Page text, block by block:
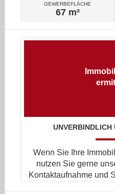
GEWERBEFLÄCHE
67 m²
UNVERBINDLICH
Wenn Sie Ihre
nutzen Sie gerne
Kontaktaufnahme und